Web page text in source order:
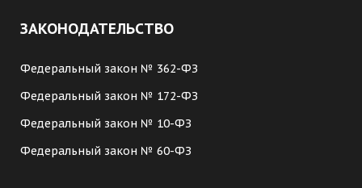
ЗАКОНОДАТЕЛЬСТВО
Федеральный закон № 362-ФЗ
Федеральный закон № 172-ФЗ
Федеральный закон № 10-ФЗ
Федеральный закон № 60-ФЗ